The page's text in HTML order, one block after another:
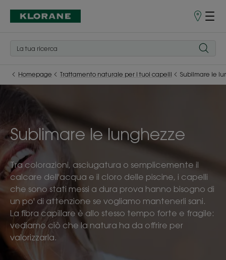
Punti
Homepage Trattamento naturale per i tuoi capelli Sublimare le
Sublimare le lunghezze
Tra colorazioni, asciugatura o semplicemente il
calcare dell'acqua e il cloro delle piscine, i capelli
che sono stati messi a dura prova hanno bisogno di
un po' di attenzione se vogliamo mantenerli sani.
La fibra capillare è allo stesso tempo forte e fragile:
vediamo ciò che la natura ha da offrire per
valorizzarla.